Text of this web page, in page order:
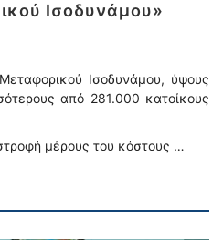
Ισοδυνάμου»
Ισοδυνάμου, ύψους
από 281.000 κατοίκους
μέρους του κόστους …